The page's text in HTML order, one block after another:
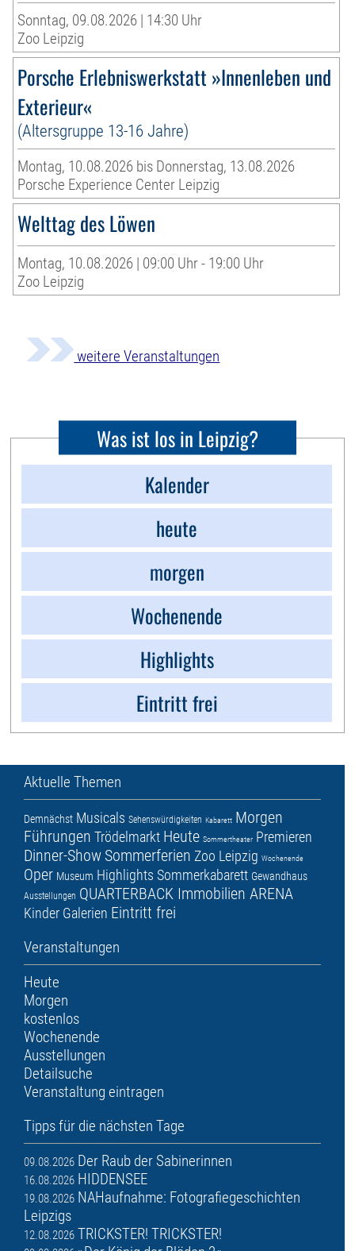
Sonntag, 09.08.2026 | 14:30 Uhr
Zoo Leipzig
Porsche Erlebniswerkstatt »Innenleben und
Exterieur«
(Altersgruppe 13-16 Jahre)
Montag, 10.08.2026 bis Donnerstag, 13.08.2026
Porsche Experience Center Leipzig
Welttag des Löwen
Montag, 10.08.2026 | 09:00 Uhr - 19:00 Uhr
Zoo Leipzig
weitere Veranstaltungen
Was ist los in Leipzig?
Kalender
heute
morgen
Wochenende
Highlights
Eintritt frei
Aktuelle Themen
Demnächst Musicals Sehenswürdigkeiten Kabarett Morgen
Führungen Trödelmarkt Heute Sommertheater Premieren
Dinner-Show Sommerferien Zoo Leipzig Wochenende
Oper Museum Highlights Sommerkabarett Gewandhaus
Ausstellungen QUARTERBACK Immobilien ARENA
Kinder Galerien Eintritt frei
Veranstaltungen
Heute
Morgen
kostenlos
Wochenende
Ausstellungen
Detailsuche
Veranstaltung eintragen
Tipps für die nächsten Tage
09.08.2026 Der Raub der Sabinerinnen
16.08.2026 HIDDENSEE
19.08.2026 NAHaufnahme: Fotografiegeschichten
Leipzigs
12.08.2026 TRICKSTER! TRICKSTER!